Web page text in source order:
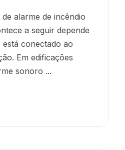
alarme de incêndio
a seguir depende
conectado ao
Em edificações
sonoro ...